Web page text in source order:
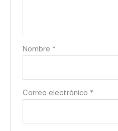
Nombre *
Correo electrónico *